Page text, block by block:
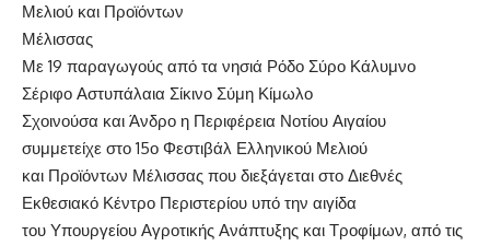
Μελιού και Προϊόντων
Μέλισσας
Με 19 παραγωγούς από τα νησιά Ρόδο Σύρο Κάλυμνο
Σέριφο Αστυπάλαια Σίκινο Σύμη Κίμωλο
Σχοινούσα και Άνδρο η Περιφέρεια Νοτίου Αιγαίου
συμμετείχε στο 15ο Φεστιβάλ Ελληνικού Μελιού
και Προϊόντων Μέλισσας που διεξάγεται στο Διεθνές
Εκθεσιακό Κέντρο Περιστερίου υπό την αιγίδα
του Υπουργείου Αγροτικής Ανάπτυξης και Τροφίμων, από τις